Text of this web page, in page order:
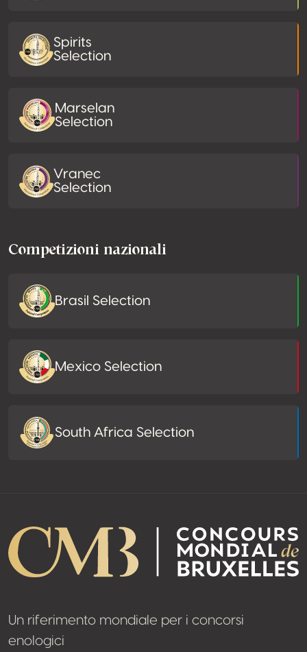
Spirits
Selection
Marselan
Selection
Vranec
Selection
Competizioni nazionali
Brasil Selection
Mexico Selection
South Africa Selection
Un riferimento mondiale per i concorsi
enologici